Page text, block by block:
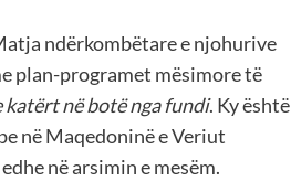
ndërkombëtare e njohurive
plan-programet mësimore të
katërt në botë nga fundi. Ky është
në Maqedoninë e Veriut
në arsimin e mesëm.